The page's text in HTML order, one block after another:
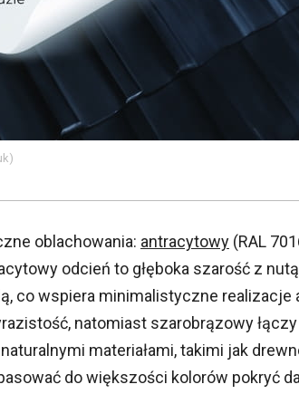
oblachowania: antracytowy (RAL
odcień to głęboka szarość z
co wspiera minimalistyczne realizacje
natomiast szarobrązowy
materiałami, takimi jak
do większości kolorów pokryć